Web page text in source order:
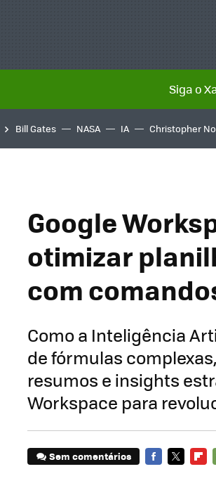
Siga o
Bill Gates NASA IA Christopher
Google
otimizar
com
Como a Inteligência
de fórmulas
resumos e insights
Workspace para
Sem comentários